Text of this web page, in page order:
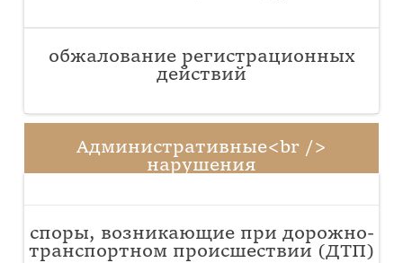
обжалование регистрационных
действий
Административные<br />
нарушения
споры, возникающие при дорожно-
транспортном происшествии (ДТП)